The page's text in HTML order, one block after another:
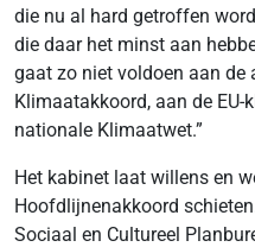
die nu al hard getroffen
die daar het minst aan
gaat zo niet voldoen aan de
Klimaatakkoord, aan de
nationale Klimaatwet.”
Het kabinet laat willens en
Hoofdlijnenakkoord
Sociaal en Cultureel